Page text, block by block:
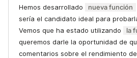
Hemos desarrollado
nueva función
sería el candidato ideal para
Vemos que ha estado utilizando
la
queremos darle la oportunidad de
comentarios sobre el rendimiento